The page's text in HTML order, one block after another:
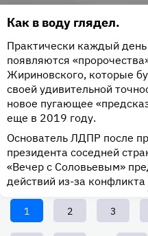
Как в воду глядел.
Практически каждый день
появляются
Жириновского, которые
своей удивительной
новое пугающее
еще в 2019 году.
Основатель ЛДПР после
президента соседней
«Вечер с Соловьевым»
действий из-за
Текущая
страница
1 Page
2 Page
3